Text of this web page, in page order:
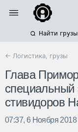
Найти грузы
← Логистика, грузы
Глава
специальный
стивидоров
07:37, 6 Ноября 2018